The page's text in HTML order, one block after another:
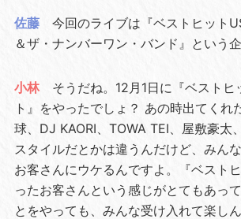
佐藤
今回のライブは『ベストヒット
＆ザ・ナンバーワン・バンド』という
小林
そうだね。12月1日に『ベストヒ
ト』をやったでしょ？ あの時出てくれ
球、DJ KAORI、TOWA TEI、屋敷豪太
スタイルだとかは違うんだけど、みん
お客さんにウケるんですよ。『ベスト
ったお客さんという感じがとてもあっ
とをやっても、みんな受け入れて楽し